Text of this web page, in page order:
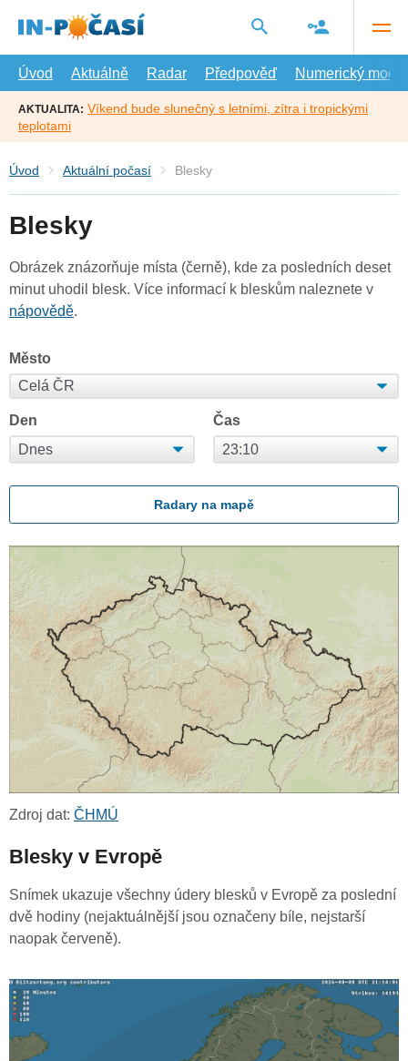
hlavní
Úvod
Aktuálně Radar Předpověď Numerický model
AKTUALITA: Víkend bude slunečný s letními, zítra i tropickými
teplotami
Úvod Aktuální počasí Blesky
Blesky
Obrázek znázorňuje místa (černě), kde za posledních deset
minut uhodil blesk. Více informací k bleskům naleznete v
nápovědě.
Město
Den Čas
Radary na mapě
Zdroj dat: ČHMÚ
Blesky v Evropě
Snímek ukazuje všechny údery blesků v Evropě za poslední
dvě hodiny (nejaktuálnější jsou označeny bíle, nejstarší
naopak červeně).